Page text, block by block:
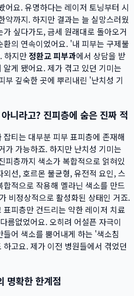
어요. 유명하다는 레이저 토닝부터 시
약까지. 하지만 결과는 늘 실망스러웠
싶다가도, 금세 원래대로 돌아오거
의 연속이었어요. '내 피부는 구제불
하지만정환교 피부과에서 상담을 받
게 됐어요. 제가 겪고 있던 기미는
부 깊숙한 곳에 뿌리내린 '난치성 기
니라고? 진피층에 숨은 진짜 적
티는 대부분 피부 표피층에 존재해
가 가능하죠. 하지만 난치성 기미는
피층까지 색소가 복합적으로 얽혀있
선, 호르몬 불균형, 유전적 요인, 스
적으로 작용해 멜라닌 색소를 만드
비정상적으로 활성화된 상태인 거죠.
피층만 건드리는 약한 레이저 치료
름없었어요. 오히려 어설픈 자극이
어 색소를 뿜어내게 하는 '색소침
고요. 제가 이전 병원들에서 겪었던
명확한 한계점